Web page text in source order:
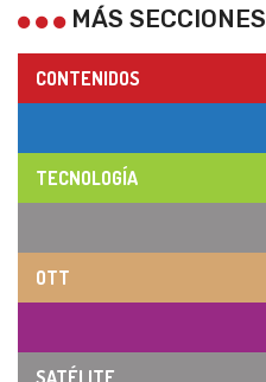
MÁS SECCIONES
CONTENIDOS
TECNOLOGÍA
OTT